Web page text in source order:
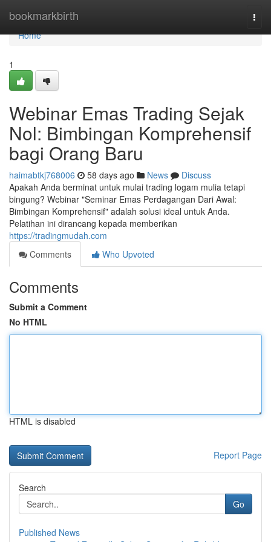
bookmarkbirth
Home
Home
1
Webinar Emas Trading Sejak
Nol: Bimbingan Komprehensif
bagi Orang Baru
haimabtkj768006 58 days ago News
Discuss
Apakah Anda berminat untuk mulai trading logam mulia tetapi
bingung? Webinar "Seminar Emas Perdagangan Dari Awal:
Bimbingan Komprehensif" adalah solusi ideal untuk Anda.
Pelatihan ini dirancang kepada memberikan
https://tradingmudah.com
Comments
Who Upvoted
Comments
Submit a Comment
No HTML
HTML is disabled
Report Page
Search
Go
Published News